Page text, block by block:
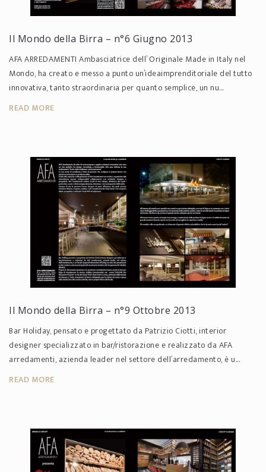
Il Mondo della Birra – n°6 Giugno 2013
AFA ARREDAMENTI Ambasciatrice dell’ Originale Made in Italy nel
Mondo, ha creato e messo a punto un’ideaimprenditoriale del tutto
innovativa, tanto straordinaria per quanto semplice, un nu...
READ MORE
Il Mondo della Birra – n°9 Ottobre 2013
Bar Holiday, pensato e progettato da Patrizio Ciotti, interior
designer specializzato in bar/ristorazione e realizzato da AFA
arredamenti, azienda leader nel settore dell’arredamento, è u...
READ MORE